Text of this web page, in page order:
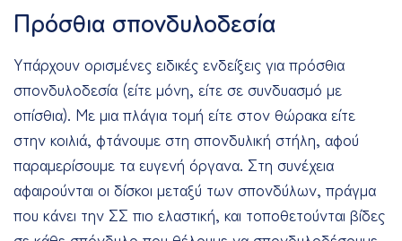
Πρόσθια σπονδυλοδεσία
Υπάρχουν ορισμένες ειδικές ενδείξεις για πρόσθια
σπονδυλοδεσία (είτε μόνη, είτε σε συνδυασμό με
οπίσθια). Με μια πλάγια τομή είτε στον θώρακα είτε
στην κοιλιά, φτάνουμε στη σπονδυλική στήλη, αφού
παραμερίσουμε τα ευγενή όργανα. Στη συνέχεια
αφαιρούνται οι δίσκοι μεταξύ των σπονδύλων, πράγμα
που κάνει την ΣΣ πιο ελαστική, και τοποθετούνται βίδες